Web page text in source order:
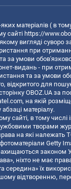
матеріалів ( в
сайті https://
вигляді суворо
при
за умови
видань - при
та за умови
відкритого для
OBOZ.UA за
, на якій
матеріалу.
сайті, в тому числі
творами
на які належать
фотоматеріали Getty
законом
ніхто не має
середина» їх
відтворенню,